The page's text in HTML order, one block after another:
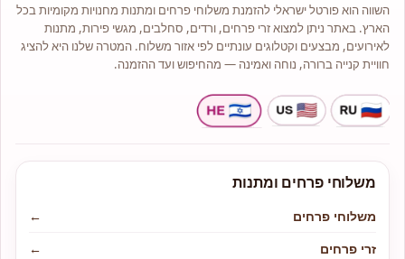
השווה הוא פורטל ישראלי להזמנת משלוחי פרחים ומתנות מחנויות מקומיות בכל
הארץ. באתר ניתן למצוא זרי פרחים, ורדים, סחלבים, מגשי פירות, מתנות
לאירועים, מבצעים וקטלוגים עונתיים לפי אזור משלוח. המטרה שלנו היא להציג
חוויית קנייה ברורה, נוחה ואמינה — מהחיפוש ועד ההזמנה.
משלוחי פרחים ומתנות
משלוחי פרחים
←
זרי פרחים
←